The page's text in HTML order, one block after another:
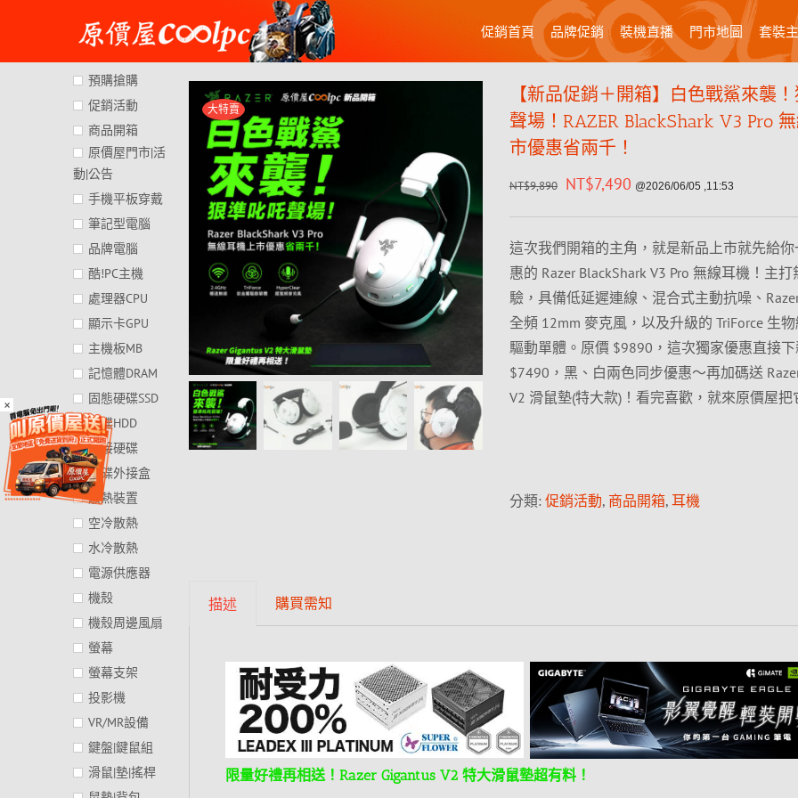
×
content
促銷首頁 品牌促銷 裝機直播 門市地圖 套裝
大特賣
【新品促銷＋開箱】白色戰鯊來襲
聲場！RAZER BlackShark V3 Pro
市優惠省兩千！
NT$9,890 NT$7,490 @2026/06/05 ,11:53
這次我們開箱的主角，就是新品上市就先給
惠的 Razer BlackShark V3 Pro 無線耳機！主
驗，具備低延遲連線、混合式主動抗噪、
全頻 12mm 麥克風，以及升級的 TriForce 生
驅動單體。原價 $9890，這次獨家優惠直接
$7490，黑、白兩色同步優惠～再加碼送
V2 滑鼠墊(特大款)！看完喜歡，就來原價屋把
分類: 促銷活動, 商品開箱, 耳機
描述 購買需知
限量好禮再相送！Razer Gigantus V2 特大滑鼠墊超有料！
預購搶購
促銷活動
商品開箱
原價屋門市|活
動|公告
手機平板穿戴
筆記型電腦
品牌電腦
酷!PC主機
處理器CPU
顯示卡GPU
主機板MB
記憶體DRAM
固態硬碟SSD
硬碟HDD
外接硬碟
硬碟外接盒
散熱裝置
空冷散熱
水冷散熱
電源供應器
機殼
機殼周邊風扇
螢幕
螢幕支架
投影機
VR/MR設備
鍵盤|鍵鼠組
滑鼠|墊|搖桿